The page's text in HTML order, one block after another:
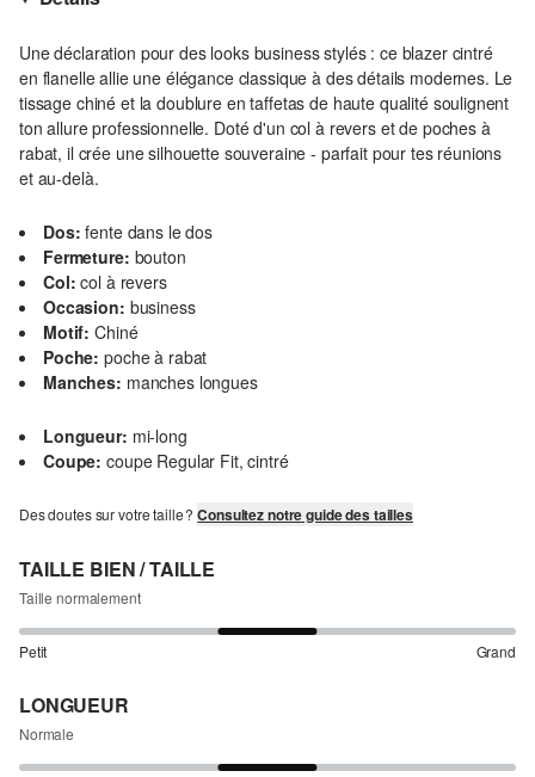
Une déclaration pour des looks business stylés : ce blazer cintré
en flanelle allie une élégance classique à des détails modernes. Le
tissage chiné et la doublure en taffetas de haute qualité soulignent
ton allure professionnelle. Doté d'un col à revers et de poches à
rabat, il crée une silhouette souveraine - parfait pour tes réunions
et au-delà.
Dos: fente dans le dos
Fermeture: bouton
Col: col à revers
Occasion: business
Motif: Chiné
Poche: poche à rabat
Manches: manches longues
Longueur: mi-long
Coupe: coupe Regular Fit, cintré
Des doutes sur votre taille ?Consultez notre guide des tailles
TAILLE BIEN / TAILLE
Taille normalement
Petit Grand
LONGUEUR
Normale